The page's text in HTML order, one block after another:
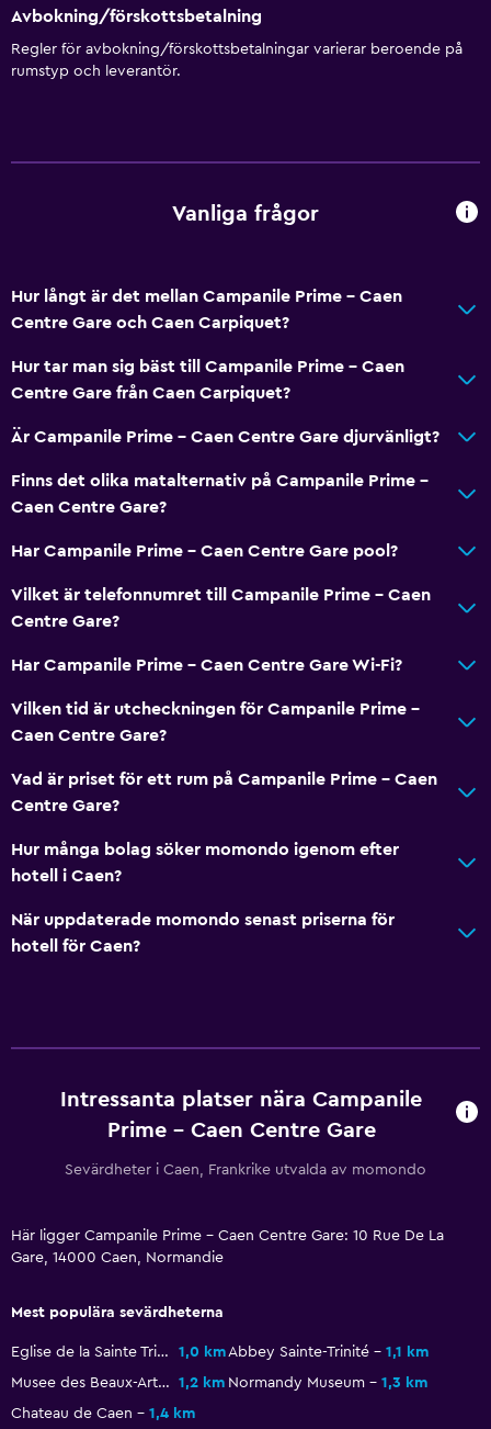
Rökning förbjuden
Lägre badrumsvask
Fjäderfri kudde
Toalettpapper
Restauranger
Elektrisk vattenkokare
Kafeteria
Bar/lounge
Te/kaffebryggare
Familjerum
Ljudisolerade rum
Hälsa och säkerhet
Förstahjälpenlåda
Övervakningskameror utanför boendet
Kolmonoxiddetektor
Säkerhetsvakt dygnet runt
Avbokning/förskottsbetalning
Regler för avbokning/förskottsbetalningar varierar beroende på
rumstyp och leverantör.
Vanliga frågor
Hur långt är det mellan Campanile Prime - Caen
Centre Gare och Caen Carpiquet?
Hur tar man sig bäst till Campanile Prime - Caen
Centre Gare från Caen Carpiquet?
Är Campanile Prime - Caen Centre Gare djurvänligt?
Finns det olika matalternativ på Campanile Prime -
Caen Centre Gare?
Har Campanile Prime - Caen Centre Gare pool?
Vilket är telefonnumret till Campanile Prime - Caen
Centre Gare?
Har Campanile Prime - Caen Centre Gare Wi-Fi?
Vilken tid är utcheckningen för Campanile Prime -
Caen Centre Gare?
Vad är priset för ett rum på Campanile Prime - Caen
Centre Gare?
Hur många bolag söker momondo igenom efter
hotell i Caen?
När uppdaterade momondo senast priserna för
hotell för Caen?
Intressanta platser nära Campanile
Prime - Caen Centre Gare
Sevärdheter i Caen, Frankrike utvalda av momondo
Här ligger Campanile Prime - Caen Centre Gare: 10 Rue De La
Gare, 14000 Caen, Normandie
Mest populära sevärdheterna
Eglise de la Sainte Trinite 1,0 km Abbey Sainte-Trinité
1,1 km
Musee des Beaux-Arts de Caen
1,2 km Normandy Museum
1,3 km
Chateau de Caen
1,4 km